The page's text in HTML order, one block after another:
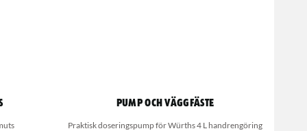
Pump och väggfäste
Praktisk doseringspump för Würths 4 L handrengöring